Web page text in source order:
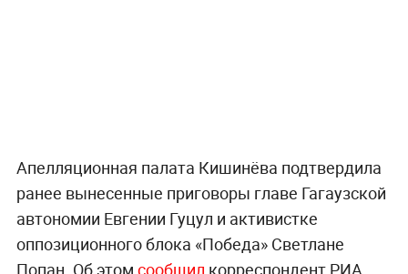
Апелляционная палата Кишинёва подтвердила
ранее вынесенные приговоры главе Гагаузской
автономии Евгении Гуцул и активистке
оппозиционного блока «Победа» Светлане